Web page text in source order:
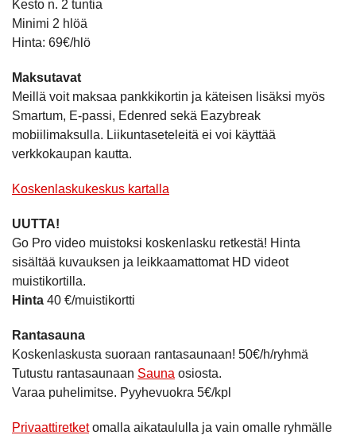
Kesto n. 2 tuntia
Minimi 2 hlöä
Hinta: 69€/hlö
Maksutavat
Meillä voit maksaa pankkikortin ja käteisen lisäksi myös
Smartum, E-passi, Edenred sekä Eazybreak
mobiilimaksulla. Liikuntaseteleitä ei voi käyttää
verkkokaupan kautta.
Koskenlaskukeskus kartalla
UUTTA!
Go Pro video muistoksi koskenlasku retkestä! Hinta
sisältää kuvauksen ja leikkaamattomat HD videot
muistikortilla.
Hinta 40 €/muistikortti
Rantasauna
Koskenlaskusta suoraan rantasaunaan! 50€/h/ryhmä
Tutustu rantasaunaan Sauna osiosta.
Varaa puhelimitse. Pyyhevuokra 5€/kpl
Privaattiretketomalla aikataululla ja vain omalle ryhmälle